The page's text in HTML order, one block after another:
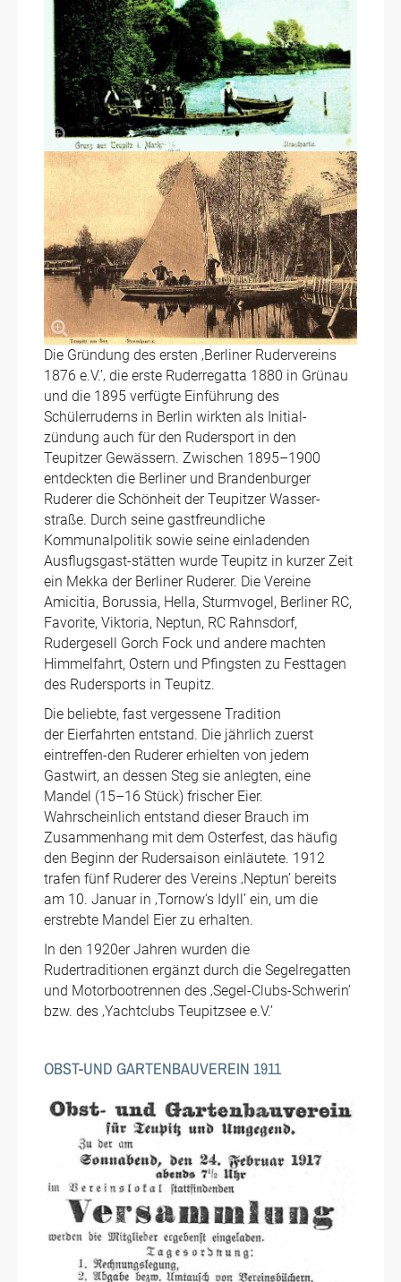
Die Gründung des ersten ‚Berliner Rudervereins
1876 e.V.’‚ die erste Ruderregatta 1880 in Grünau
und die 1895 verfügte Einführung des
Schülerruderns in Berlin wirkten als Initial-
zündung auch für den Rudersport in den
Teupitzer Gewässern. Zwischen 1895–1900
entdeckten die Berliner und Brandenburger
Ruderer die Schönheit der Teupitzer Wasser-
straße. Durch seine gastfreundliche
Kommunalpolitik sowie seine einladenden
Ausflugsgast-stätten wurde Teupitz in kurzer Zeit
ein Mekka der Berliner Ruderer. Die Vereine
Amicitia, Borussia, Hella, Sturmvogel, Berliner RC,
Favorite, Viktoria, Neptun, RC Rahnsdorf,
Rudergesell Gorch Fock und andere machten
Himmelfahrt, Ostern und Pfingsten zu Festtagen
des Rudersports in Teupitz.
Die beliebte, fast vergessene Tradition
der Eierfahrten entstand. Die jährlich zuerst
eintreffen-den Ruderer erhielten von jedem
Gastwirt, an dessen Steg sie anlegten, eine
Mandel (15–16 Stück) frischer Eier.
Wahrscheinlich entstand dieser Brauch im
Zusammenhang mit dem Osterfest, das häufig
den Beginn der Rudersaison einläutete. 1912
trafen fünf Ruderer des Vereins ‚Neptun’ bereits
am 10. Januar in ‚Tornow‘s Idyll’ ein, um die
erstrebte Mandel Eier zu erhalten.
In den 1920er Jahren wurden die
Rudertraditionen ergänzt durch die Segelregatten
und Motorbootrennen des ‚Segel-Clubs-Schwerin’
bzw. des ‚Yachtclubs Teupitzsee e.V.’
OBST-UND GARTENBAUVEREIN 1911